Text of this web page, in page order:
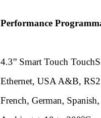
Performance
4.3” Smart Touch
Ethernet, USA A&B,
French, German,